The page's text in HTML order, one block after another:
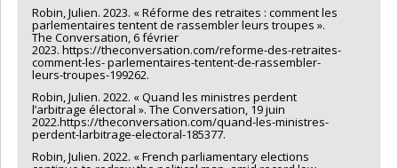
Robin, Julien. 2023. « Réforme des retraites : comment les
parlementaires tentent de rassembler leurs troupes ».
The Conversation, 6 février
2023. https://theconversation.com/reforme-des-retraites-
comment-les- parlementaires-tentent-de-rassembler-
leurs-troupes-199262.
Robin, Julien. 2022. « Quand les ministres perdent
l’arbitrage électoral ». The Conversation, 19 juin
2022.https://theconversation.com/quand-les-ministres-
perdent-larbitrage-electoral-185377.
Robin, Julien. 2022. « French parliamentary elections